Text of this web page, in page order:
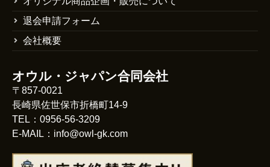
退会申請フォーム
会社概要
オウル・ジャパン合同会社
〒857-0021
長崎県佐世保市折橋町14-9
TEL：0956-56-3209
E-MAIL：info@owl-gk.com